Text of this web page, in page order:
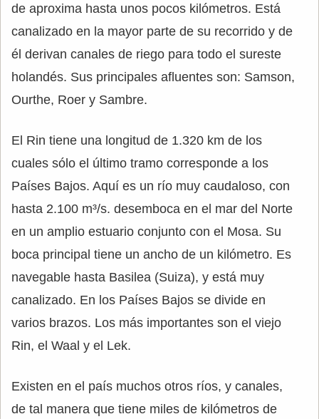
de aproxima hasta unos pocos kilómetros. Está
canalizado en la mayor parte de su recorrido y de
él derivan canales de riego para todo el sureste
holandés. Sus principales afluentes son: Samson,
Ourthe, Roer y Sambre.
El Rin tiene una longitud de 1.320 km de los
cuales sólo el último tramo corresponde a los
Países Bajos. Aquí es un río muy caudaloso, con
hasta 2.100 m³/s. desemboca en el mar del Norte
en un amplio estuario conjunto con el Mosa. Su
boca principal tiene un ancho de un kilómetro. Es
navegable hasta Basilea (Suiza), y está muy
canalizado. En los Países Bajos se divide en
varios brazos. Los más importantes son el viejo
Rin, el Waal y el Lek.
Existen en el país muchos otros ríos, y canales,
de tal manera que tiene miles de kilómetros de